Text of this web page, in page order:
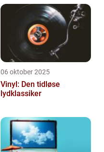
06 oktober 2025
Vinyl: Den tidløse
lydklassiker